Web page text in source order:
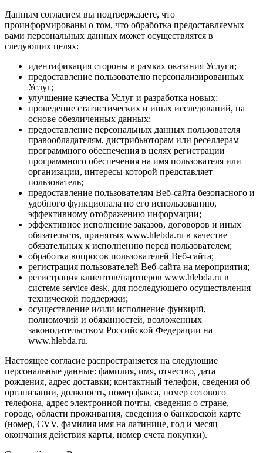
Данным согласием вы подтверждаете, что
проинформированы о том, что обработка предоставляемых
вами персональных данных может осуществлятся в
следующих целях:
идентификация стороны в рамках оказания Услуги;
предоставление пользователю персонализированных
Услуг;
улучшение качества Услуг и разработка новых;
проведение статистических и иных исследований, на
основе обезличенных данных;
предоставление персональных данных пользователя
правообладателям, дистрибьюторам или реселлерам
программного обеспечения в целях регистрации
программного обеспечения на имя пользователя или
организации, интересы которой представляет
пользователь;
предоставление пользователям Веб-сайта безопасного и
удобного функционала по его использованию,
эффективному отображению информации;
эффективное исполнение заказов, договоров и иных
обязательств, принятых www.hlebda.ru в качестве
обязательных к исполнению перед пользователем;
обработка вопросов пользователей Веб-сайта;
регистрация пользователей Веб-сайта на мероприятия;
регистрация клиентов/партнеров www.hlebda.ru в
системе service desk, для последующего осуществления
технической поддержки;
осуществление и/или исполнение функций,
полномочий и обязанностей, возложенных
законодательством Российской Федерации на
www.hlebda.ru.
Настоящее согласие распространяется на следующие
персональные данные: фамилия, имя, отчество, дата
рождения, адрес доставки; контактный телефон, сведения об
организации, должность, номер факса, номер сотового
телефона, адрес электронной почты, сведения о стране,
городе, области проживания, сведения о банковской карте
(номер, CVV, фамилия имя на латинице, год и месяц
окончания действия карты, номер счета покупки).